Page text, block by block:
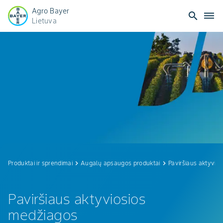
Agro Bayer
Lietuva
search dehaze
Produktai ir sprendimai keyboard_arrow_rightAugalų apsaugos produktai keyboard_arrow_right Paviršiaus
Paviršiaus aktyviosios
medžiagos